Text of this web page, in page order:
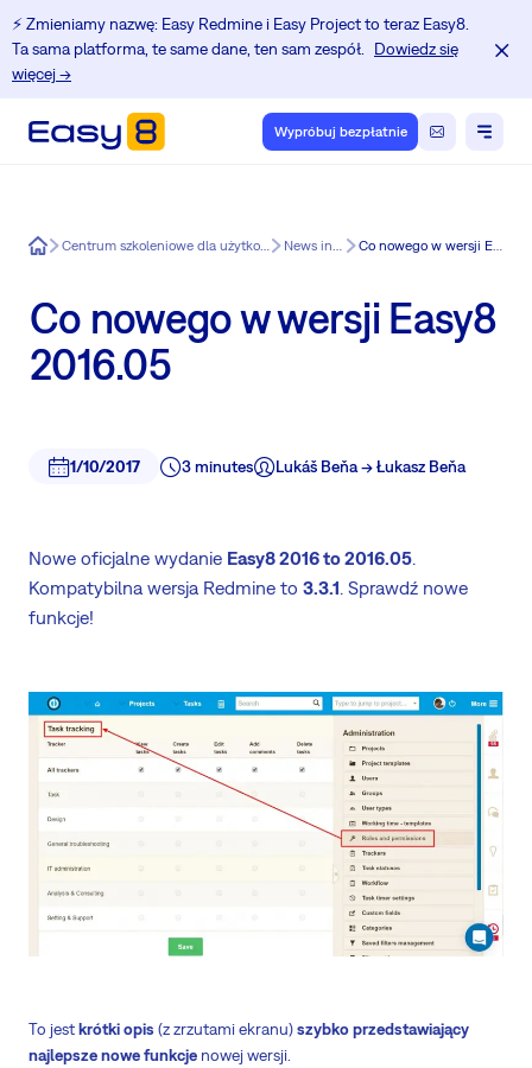
⚡️ Zmieniamy nazwę: Easy Redmine i Easy Project to teraz Easy8.
Ta sama platforma, te same dane, ten sam zespół.
Dowiedz się
więcej →
Wypróbuj bezpłatnie
Easy8 Centrum szkoleniowe dla użytkowników Redmine. News in Easy8 Co nowego w wersji Easy8 2016.05
Co nowego w wersji Easy8
2016.05
1/10/2017 3 minutes Lukáš Beňa -> Łukasz Beňa
Nowe oficjalne wydanie Easy8 2016 to 2016.05.
Kompatybilna wersja Redmine to 3.3.1. Sprawdź nowe
funkcje!
To jestkrótki opis (z zrzutami ekranu)szybko przedstawiający
najlepsze nowe funkcje nowej wersji.